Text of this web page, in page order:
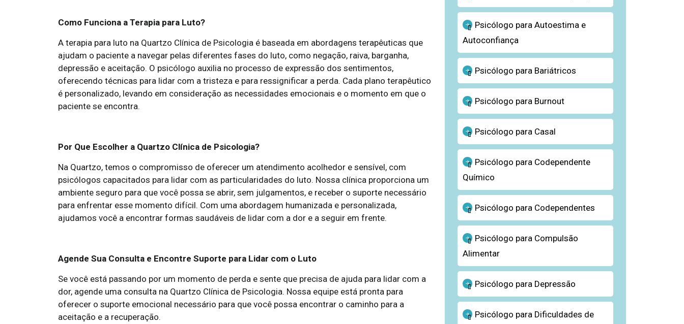
Como Funciona a Terapia para Luto?
A terapia para luto na Quartzo Clínica de Psicologia é baseada em abordagens terapêuticas que
ajudam o paciente a navegar pelas diferentes fases do luto, como negação, raiva, barganha,
depressão e aceitação. O psicólogo auxilia no processo de expressão dos sentimentos,
oferecendo técnicas para lidar com a tristeza e para ressignificar a perda. Cada plano terapêutico
é personalizado, levando em consideração as necessidades emocionais e o momento em que o
paciente se encontra.
Por Que Escolher a Quartzo Clínica de Psicologia?
Na Quartzo, temos o compromisso de oferecer um atendimento acolhedor e sensível, com
psicólogos capacitados para lidar com as particularidades do luto. Nossa clínica proporciona um
ambiente seguro para que você possa se abrir, sem julgamentos, e receber o suporte necessário
para enfrentar esse momento difícil. Com uma abordagem humanizada e personalizada,
ajudamos você a encontrar formas saudáveis de lidar com a dor e a seguir em frente.
Agende Sua Consulta e Encontre Suporte para Lidar com o Luto
Se você está passando por um momento de perda e sente que precisa de ajuda para lidar com a
dor, agende uma consulta na Quartzo Clínica de Psicologia. Nossa equipe está pronta para
oferecer o suporte emocional necessário para que você possa encontrar o caminho para a
aceitação e a recuperação.
Psicólogo para Autoestima e
Autoconfiança
Psicólogo para Bariátricos
Psicólogo para Burnout
Psicólogo para Casal
Psicólogo para Codependente
Químico
Psicólogo para Codependentes
Psicólogo para Compulsão
Alimentar
Psicólogo para Depressão
Psicólogo para Dificuldades de